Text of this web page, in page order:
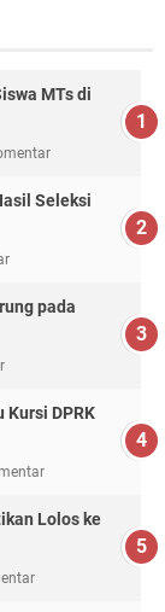
MTs di
Seleksi
pada
DPRK
Lolos ke